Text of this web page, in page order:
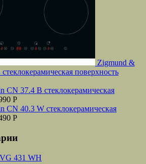
Zigmund &
поверхность
CN 37.4 B стеклокерамическая
Р
CN 40.3 W стеклокерамическая
Р
431 WH